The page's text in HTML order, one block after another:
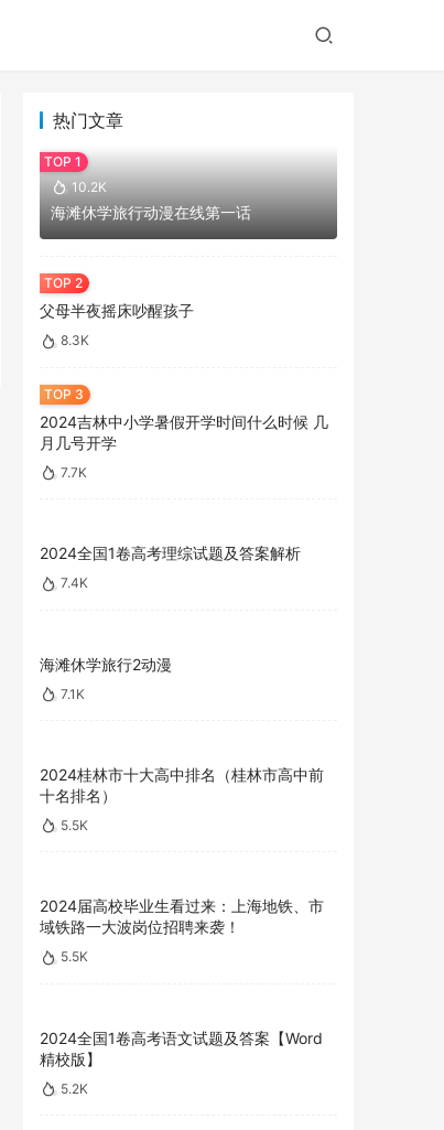
热门文章
10.2K
海滩休学旅行动漫在线第一话
父母半夜摇床吵醒孩子
8.3K
2024吉林中小学暑假开学时间什么时候 几
月几号开学
7.7K
2024全国1卷高考理综试题及答案解析
7.4K
海滩休学旅行2动漫
7.1K
2024桂林市十大高中排名（桂林市高中前
十名排名）
5.5K
2024届高校毕业生看过来：上海地铁、市
域铁路一大波岗位招聘来袭！
5.5K
2024全国1卷高考语文试题及答案【Word
精校版】
5.2K